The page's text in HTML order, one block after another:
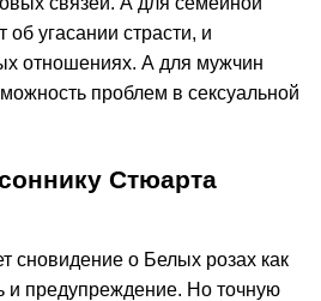
об угасании страсти, и
отношениях. А для мужчин
проблем в сексуальной
Стюарта
сновидение о Белых розах как
и предупреждение. Но точную